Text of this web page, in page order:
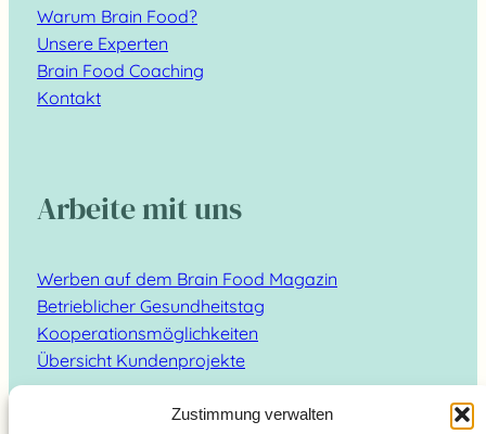
Zustimmung verwalten
Warum Brain Food?
Unsere Experten
Brain Food Coaching
Kontakt
Arbeite mit uns
Werben auf dem Brain Food Magazin
Betrieblicher Gesundheitstag
Kooperationsmöglichkeiten
Übersicht Kundenprojekte